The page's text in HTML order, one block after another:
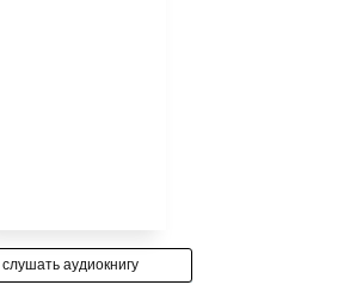
слушать аудиокнигу